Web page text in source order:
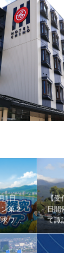
大会同日開催！小
1日
第２
ワー
年生
【受
日開
て諏
回収